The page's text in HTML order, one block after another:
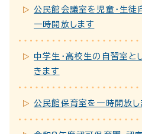
公民館会議室を児童・生徒
一時開放します
中学生・高校生の自習室
きます
公民館保育室を一時開放し